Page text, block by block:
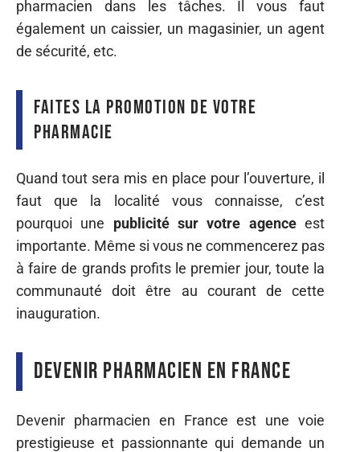
pharmacien dans les tâches. Il vous faut
également un caissier, un magasinier, un agent
de sécurité, etc.
Faites la promotion de votre
pharmacie
Quand tout sera mis en place pour l’ouverture, il
faut que la localité vous connaisse, c’est
pourquoi une publicité sur votre agenceest
importante. Même si vous ne commencerez pas
à faire de grands profits le premier jour, toute la
communauté doit être au courant de cette
inauguration.
Devenir pharmacien en France
Devenir pharmacien en France est une voie
prestigieuse et passionnante qui demande un